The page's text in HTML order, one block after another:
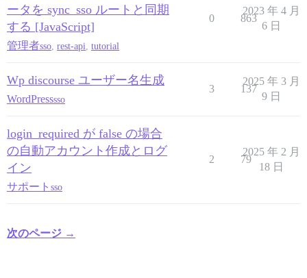
ータを sync_sso ルートと同期
する [JavaScript]
管理者sso rest-api tutorial
0 863
2023 年 4 月
6 日
Wp discourse ユーザー名生成
WordPresssso
3 137
2025 年 3 月
9 日
login_required が false の場合
の自動アカウント作成とログ
イン
サポート sso
2 79
2025 年 2 月
18 日
次のページ →